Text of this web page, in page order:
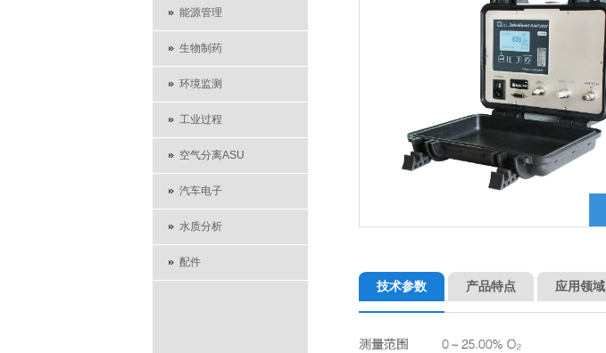
能源管理
生物制药
环境监测
工业过程
空气分离ASU
汽车电子
水质分析
配件
技术参数 产品特点 应用领域